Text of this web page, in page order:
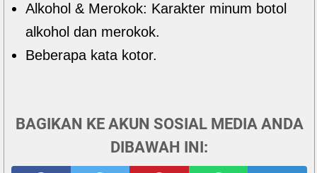
Alkohol & Merokok: Karakter minum botol
alkohol dan merokok.
Beberapa kata kotor.
BAGIKAN KE AKUN SOSIAL MEDIA ANDA
DIBAWAH INI: